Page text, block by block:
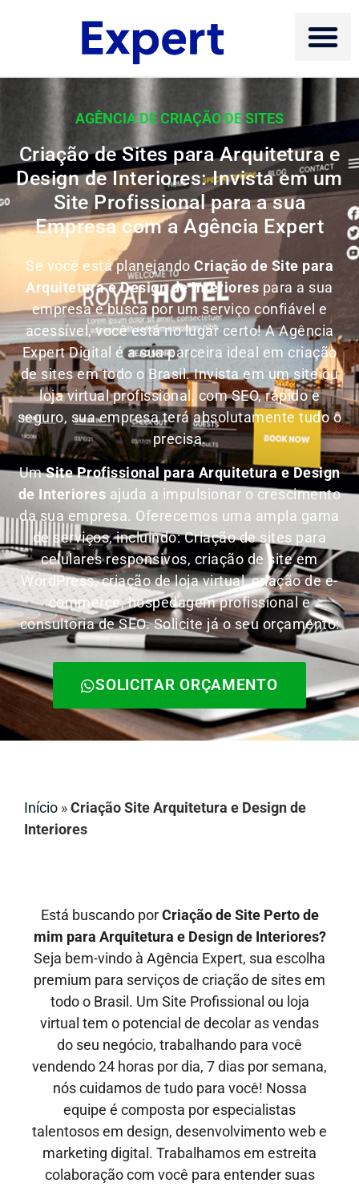
AGÊNCIA DE CRIAÇÃO DE SITES
Criação de Sites para Arquitetura e
Design de Interiores: Invista em um
Site Profissional para a sua
Empresa com a Agência Expert
Se você está planejando Criação de Site para
Arquitetura e Design de Interiores para a sua
empresa e busca por um serviço confiável e
acessível, você está no lugar certo! A Agência
Expert Digital é a sua parceira ideal em criação
de sites em todo o Brasil.Invista em um site ou
loja virtual profissional, com SEO, rápido e
seguro, sua empresa terá absolutamente tudo o
precisa.
UmSite Profissional para Arquitetura e Design
de Interiores ajuda a impulsionar o crescimento
da sua empresa. Oferecemos uma ampla gama
de serviços, incluindo: Criação de sites para
celulares responsivos, criação de site em
WordPress, criação de loja virtual, criação de e-
commerce, hospedagem profissional e
consultoria de SEO. Solicite já o seu orçamento:
SOLICITAR ORÇAMENTO
Início »Criação Site Arquitetura e Design de
Interiores
Está buscando porCriação de Site Perto de
mim para Arquitetura e Design de Interiores?
Seja bem-vindo à Agência Expert, sua escolha
premium para serviços de criação de sites em
todo o Brasil. Um Site Profissional ou loja
virtual tem o potencial de decolar as vendas
do seu negócio, trabalhando para você
vendendo 24 horas por dia, 7 dias por semana,
nós cuidamos de tudo para você! Nossa
equipe é composta por especialistas
talentosos em design, desenvolvimento web e
marketing digital. Trabalhamos em estreita
colaboração com você para entender suas